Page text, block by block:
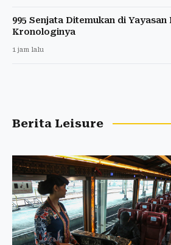
995 Senjata Ditemukan di
Kronologinya
1 jam lalu
Berita Leisure